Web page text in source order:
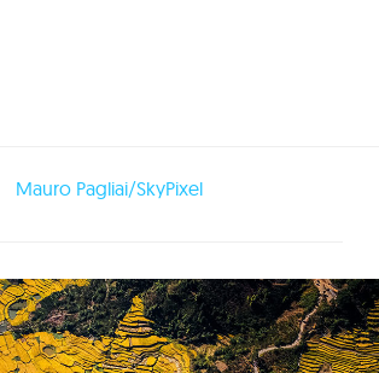
Mauro Pagliai/SkyPixel